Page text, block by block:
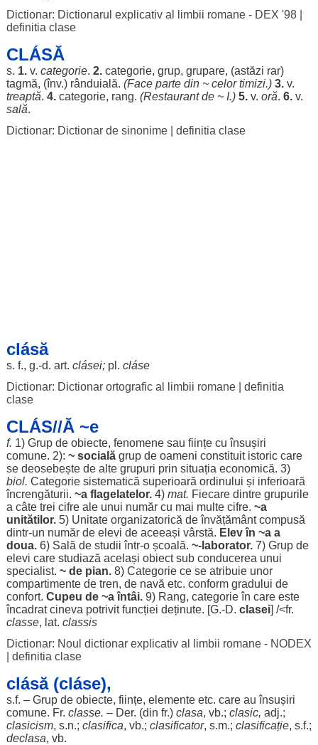
Dictionar: Dictionarul explicativ al limbii romane - DEX '98|
definitia clase
CLÁSĂ
s. 1.v. categorie. 2. categorie, grup, grupare, (astăzi rar)
tagmă, (înv.) rânduială. (Face partedin ~ celortimizi.) 3.v.
treaptă. 4. categorie, rang. (Restaurantde ~ I.) 5.v. oră. 6.v.
sală.
Dictionar: Dictionar de sinonime| definitia clase
clásă
s. f., g.-d. art. clásei;pl. cláse
Dictionar: Dictionar ortografic al limbii romane| definitia
clase
CLÁS//Ă ~e
f. 1) Grupde obiecte, fenomenesau ființecuînsușiri
comune. 2): ~ socială grupde oameni constituit istoriccare
se deosebeștede alte grupuri prin situația economică. 3)
biol. Categorie sistematică superioară ordinului și inferioară
încrengăturii. ~a flagelatelor.4) mat. Fiecare dintre grupurile
a câte trei cifre aleunui numărcu mai multe cifre. ~a
unitătilor.5) Unitate organizatorică deînvățământ compusă
dintr-un numărde elevi de aceeași vârstă. Elevîn ~a a
doua.6) Sală de studii într-o școală. ~-laborator.7) Grupde
elevi care studiază același obiectsub conducerea unui
specialist. ~ de pian.8) Categoriece se atribuieunor
compartimentede tren, de navă etc. conform gradului de
confort. Cupeu de ~aîntâi.9) Rang, categorieîn care este
încadratcineva potrivit funcției deținute. [G.-D. clasei] /<fr.
classe, lat. classis
Dictionar: Noul dictionar explicativ al limbii romane - NODEX
definitia clase
clásă (cláse),
s.f. – Grupde obiecte, ființe, elementeetc. care auînsușiri
comune. Fr. classe. – Der. (din fr.) clasa, vb.; clasic, adj.;
clasicism, s.n.; clasifica, vb.; clasificator, s.m.; clasificație, s.f.;
declasa, vb.